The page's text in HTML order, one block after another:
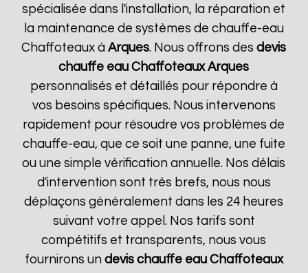
spécialisée dans l'installation, la réparation et
la maintenance de systèmes de chauffe-eau
Chaffoteaux àArques. Nous offrons desdevis
chauffe eau Chaffoteaux Arques
personnalisés et détaillés pour répondre à
vos besoins spécifiques. Nous intervenons
rapidement pour résoudre vos problèmes de
chauffe-eau, que ce soit une panne, une fuite
ou une simple vérification annuelle. Nos délais
d'intervention sont très brefs, nous nous
déplaçons généralement dans les 24 heures
suivant votre appel. Nos tarifs sont
compétitifs et transparents, nous vous
fournirons un devis chauffe eau Chaffoteaux